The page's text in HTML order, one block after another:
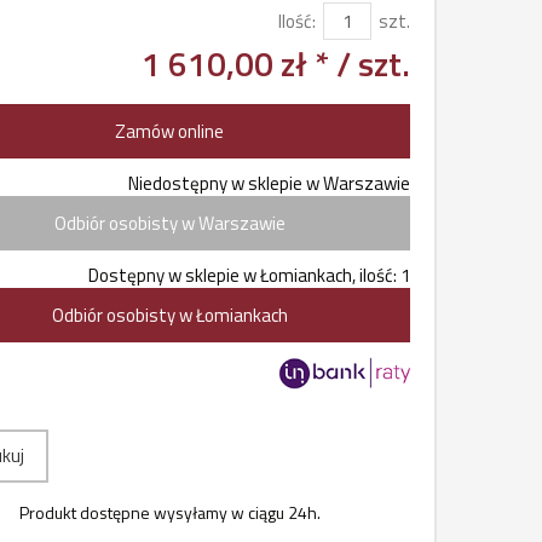
Ilość: szt.
1 610,00 zł */ szt.
Zamów online
Niedostępny w sklepie w Warszawie
Odbiór osobisty w Warszawie
Dostępny w sklepie w Łomiankach, ilość: 1
Odbiór osobisty w Łomiankach
Produkt dostępne wysyłamy w ciągu 24h.